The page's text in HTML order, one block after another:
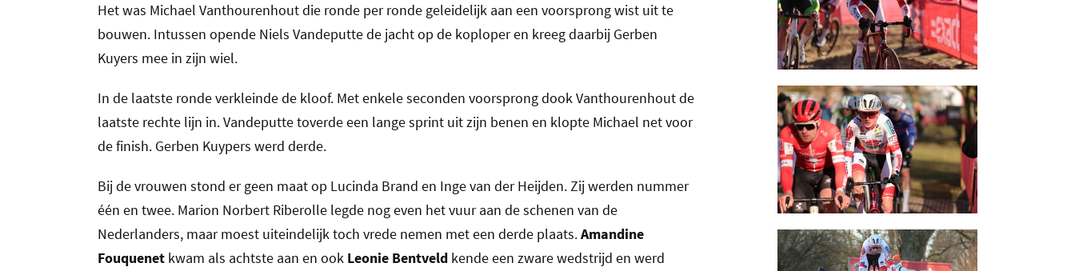
Het was Michael Vanthourenhout die ronde per ronde geleidelijk aan een voorsprong wist uit te
bouwen. Intussen opende Niels Vandeputte de jacht op de koploper en kreeg daarbij Gerben
Kuyers mee in zijn wiel.
In de laatste ronde verkleinde de kloof. Met enkele seconden voorsprong dook Vanthourenhout de
laatste rechte lijn in. Vandeputte toverde een lange sprint uit zijn benen en klopte Michael net voor
de finish. Gerben Kuypers werd derde.
Bij de vrouwen stond er geen maat op Lucinda Brand en Inge van der Heijden. Zij werden nummer
één en twee. Marion Norbert Riberolle legde nog even het vuur aan de schenen van de
Nederlanders, maar moest uiteindelijk toch vrede nemen met een derde plaats.Amandine
Fouquenet kwam als achtste aan en ook Leonie Bentveld kende een zware wedstrijd en werd